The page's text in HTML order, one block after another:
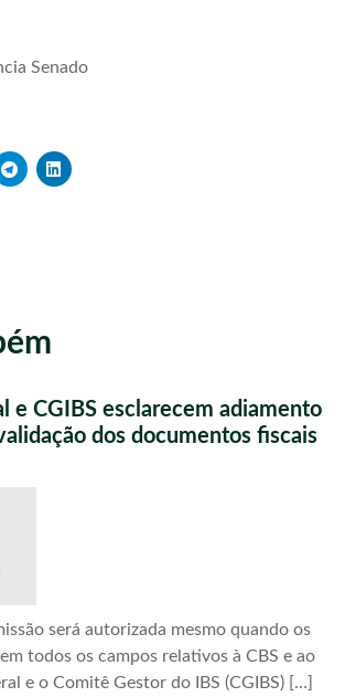
Senado
e CGIBS esclarecem adiamento
dos documentos fiscais
será autorizada mesmo quando os
todos os campos relativos à CBS e ao
e o Comitê Gestor do IBS (CGIBS) […]